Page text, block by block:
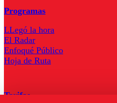
Programas
LLegó la hora
El Radar
Enfoqué Público
Hoja de Ruta
Tarifas